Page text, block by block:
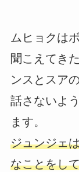
ムヒョクは
聞こえてき
ンスとスア
話さないよ
ます。
ジュンジェ
なことをし